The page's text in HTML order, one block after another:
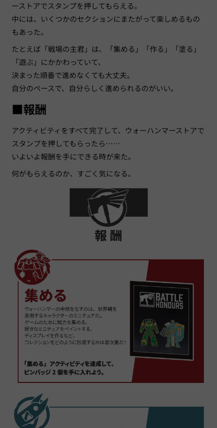
ーストアでスタンプを押してもらえる。
中には、いくつかのセクションにまたがって楽しめるもの
もあった。
たとえば「戦場の主君」は、「集める」「作る」「塗る」
「遊ぶ」にかかわっていて、
決まった順番で進めなくても大丈夫。
自分のペースで、自分らしく進められるのがいい。
■報酬
アクティビティをすべて完了して、ウォーハンマーストアで
スタンプを押してもらったら……
いよいよ報酬を手にできる時が来た。
何がもらえるのか、すごく気になる。